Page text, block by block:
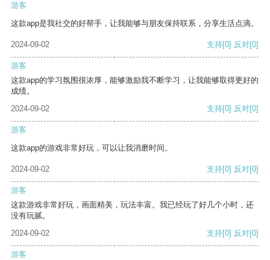
游客
这款app是我社交的好帮手，让我能够与朋友保持联系，分享生活点滴。
2024-09-02 支持[0] 反对[0]
游客
这款app的学习氛围很浓厚，能够激励我不断学习，让我能够取得更好的
成绩。
2024-09-02
支持[0] 反对[0]
游客
这款app的游戏非常好玩，可以让我消磨时间。
2024-09-02 支持[0] 反对[0]
游客
这款游戏非常好玩，画面精美，玩法丰富。我已经玩了好几个小时，还
没有玩腻。
2024-09-02
支持[0] 反对[0]
游客